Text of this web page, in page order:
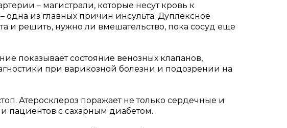
– магистрали, которые несут кровь к
одна из главных причин инсульта. Дуплексное
и решить, нужно ли вмешательство, пока сосуд еще
показывает состояние венозных клапанов,
при варикозной болезни и подозрении на
Атеросклероз поражает не только сердечные и
пациентов с сахарным диабетом.